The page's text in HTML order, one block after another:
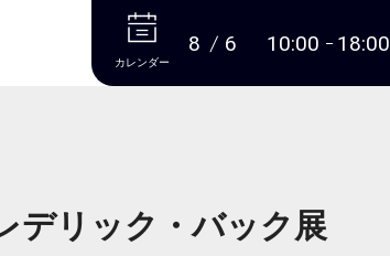
本文へ
カレンダー
8 6 10:00 18:00
デリック・バック展